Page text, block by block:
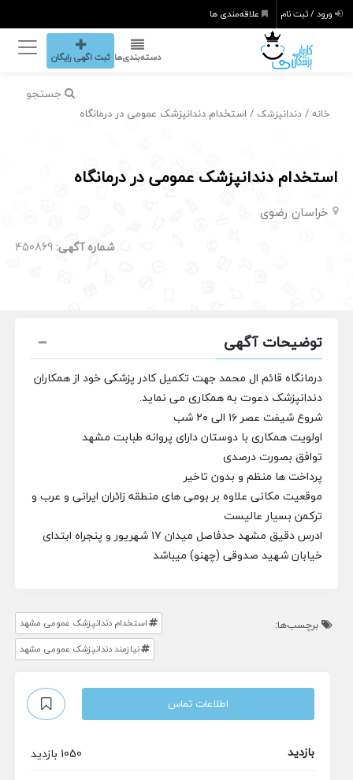
ورود / ثبت نام علاقه‌مندی ها
دسته‌بندی‌ها ثبت اگهی رایگان
جستجو
خانه /دندانپزشک / استخدام دندانپزشک عمومی در درمانگاه
استخدام دندانپزشک عمومی در درمانگاه
خراسان رضوی
شماره آگهی: 450869
توضیحات آگهی
درمانگاه قائم ال محمد جهت تکمیل کادر پزشکی خود از همکاران
دندانپزشک دعوت به همکاری می نماید.
شروع شیفت عصر ۱۶ الی ۲۰ شب
اولویت همکاری با دوستان دارای پروانه طبابت مشهد
توافق بصورت درصدی
پرداخت ها منظم و بدون تاخیر
موقعیت مکانی علاوه بر بومی های منطقه زائران ایرانی و عرب و
ترکمن بسیار عالیست
ادرس دقیق مشهد حدفاصل میدان ۱۷ شهریور و پنجراه ابتدای
خیابان شهید صدوقی (چهنو) میباشد
برچسب‌ها:
استخدام دندانپزشک عمومی مشهد
نیازمند دندانپزشک عمومی مشهد
اطلاعات تماس
بازدید
1050 بازدید